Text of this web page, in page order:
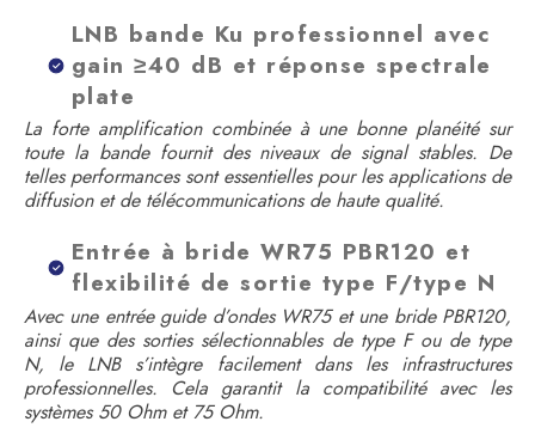
LNB bande Ku professionnel avec
gain ≥40 dB et réponse spectrale
plate
La forte amplification combinée à une bonne planéité sur
toute la bande fournit des niveaux de signal stables. De
telles performances sont essentielles pour les applications de
diffusion et de télécommunications de haute qualité.
Entrée à bride WR75 PBR120 et
flexibilité de sortie type F/type N
Avec une entrée guide d’ondes WR75 et une bride PBR120,
ainsi que des sorties sélectionnables de type F ou de type
N, le LNB s’intègre facilement dans les infrastructures
professionnelles. Cela garantit la compatibilité avec les
systèmes 50 Ohm et 75 Ohm.